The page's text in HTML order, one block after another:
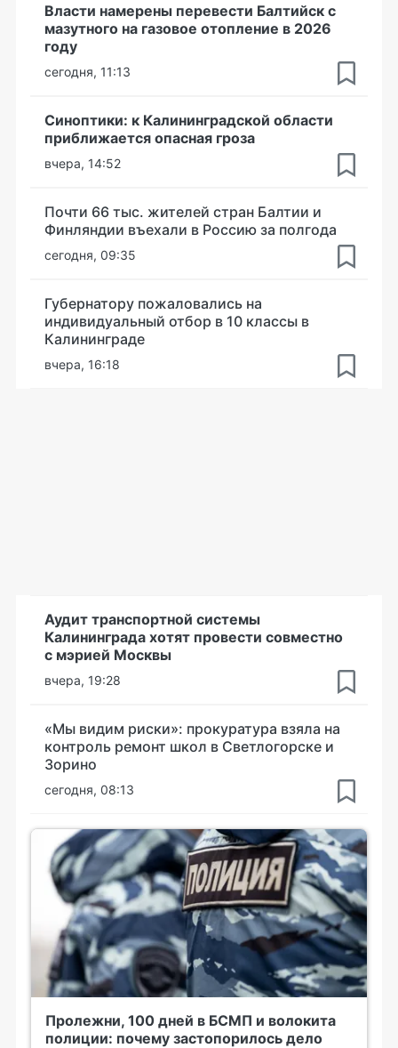
Власти намерены перевести Балтийск с
мазутного на газовое отопление в 2026
году
сегодня, 11:13
Синоптики: к Калининградской области
приближается опасная гроза
вчера, 14:52
Почти 66 тыс. жителей стран Балтии и
Финляндии въехали в Россию за полгода
сегодня, 09:35
Губернатору пожаловались на
индивидуальный отбор в 10 классы в
Калининграде
вчера, 16:18
Аудит транспортной системы
Калининграда хотят провести совместно
с мэрией Москвы
вчера, 19:28
«Мы видим риски»: прокуратура взяла на
контроль ремонт школ в Светлогорске и
Зорино
сегодня, 08:13
Пролежни, 100 дней в БСМП и волокита
полиции: почему застопорилось дело